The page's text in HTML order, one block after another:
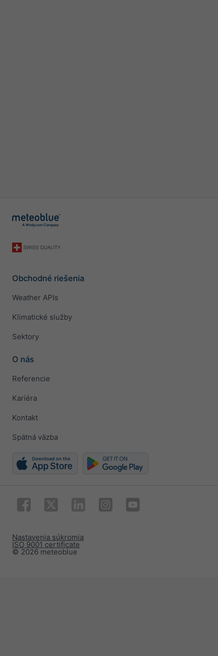
Obchodné riešenia
Weather APIs
Klimatické služby
Sektory
O nás
Referencie
Kariéra
Kontakt
Spätná väzba
© 2026 meteoblue
ISO 9001 certificate
Nastavenia súkromia